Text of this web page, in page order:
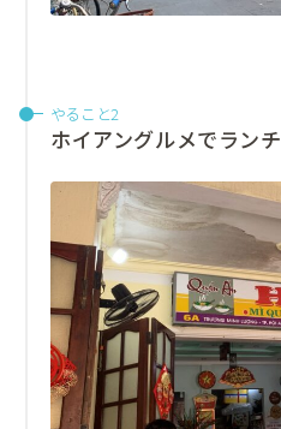
やること2
ホイアングルメでランチ